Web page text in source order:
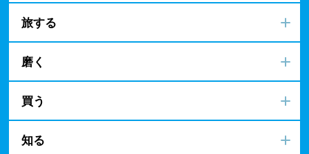
旅する
磨く
買う
知る